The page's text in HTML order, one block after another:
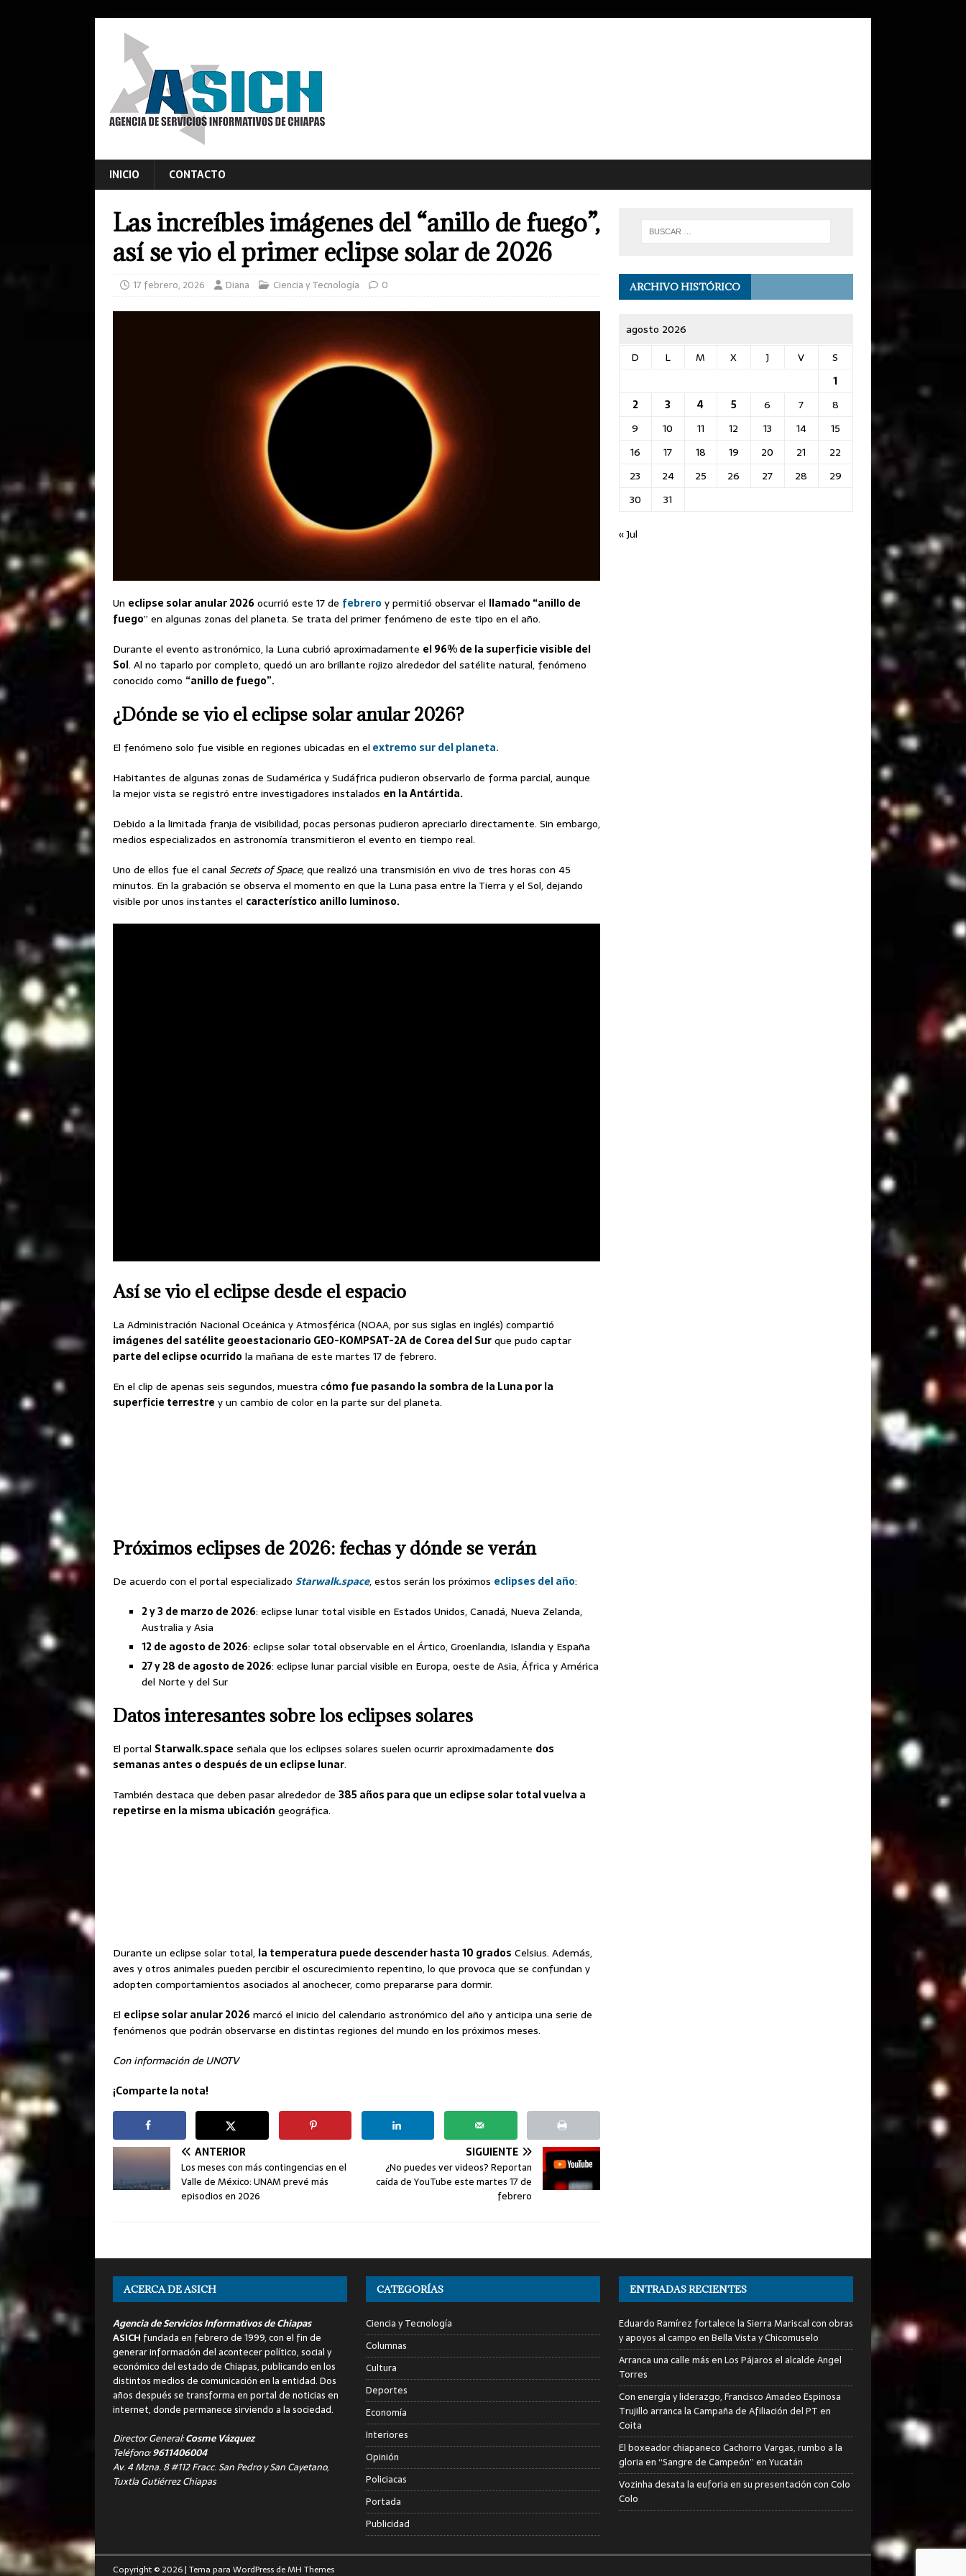
INICIO CONTACTO
Las increíbles imágenes del “anillo de fuego”,
así se vio el primer eclipse solar de 2026
17 febrero, 2026 Diana Ciencia y Tecnología 0
Un eclipse solar anular 2026 ocurrió este 17 de febrero y permitió observar el llamado “anillo de
fuego” en algunas zonas del planeta. Se trata del primer fenómeno de este tipo en el año.
Durante el evento astronómico, la Luna cubrió aproximadamente el 96% de la superficie visible del
Sol. Al no taparlo por completo, quedó un aro brillante rojizo alrededor del satélite natural, fenómeno
conocido como “anillo de fuego”.
¿Dónde se vio el eclipse solar anular 2026?
El fenómeno solo fue visible en regiones ubicadas en el extremo sur del planeta.
Habitantes de algunas zonas de Sudamérica y Sudáfrica pudieron observarlo de forma parcial, aunque
la mejor vista se registró entre investigadores instalados en la Antártida.
Debido a la limitada franja de visibilidad, pocas personas pudieron apreciarlo directamente. Sin embargo,
medios especializados en astronomía transmitieron el evento en tiempo real.
Uno de ellos fue el canal Secrets of Space, que realizó una transmisión en vivo de tres horas con 45
minutos. En la grabación se observa el momento en que la Luna pasa entre la Tierra y el Sol, dejando
visible por unos instantes el característico anillo luminoso.
Así se vio el eclipse desde el espacio
La Administración Nacional Oceánica y Atmosférica (NOAA, por sus siglas en inglés) compartió
imágenes del satélite geoestacionario GEO-KOMPSAT-2A de Corea del Surque pudo captar
parte del eclipse ocurrido la mañana de este martes 17 de febrero.
En el clip de apenas seis segundos, muestra cómo fue pasando la sombra de la Luna por la
superficie terrestre y un cambio de color en la parte sur del planeta.
Próximos eclipses de 2026: fechas y dónde se verán
De acuerdo con el portal especializado Starwalk.space, estos serán los próximos eclipses del año:
2 y 3 de marzo de 2026: eclipse lunar total visible en Estados Unidos, Canadá, Nueva Zelanda,
Australia y Asia
12 de agosto de 2026: eclipse solar total observable en el Ártico, Groenlandia, Islandia y España
27 y 28 de agosto de 2026: eclipse lunar parcial visible en Europa, oeste de Asia, África y América
del Norte y del Sur
Datos interesantes sobre los eclipses solares
El portal Starwalk.space señala que los eclipses solares suelen ocurrir aproximadamente dos
semanas antes o después de un eclipse lunar.
También destaca que deben pasar alrededor de 385 años para que un eclipse solar total vuelva a
repetirse en la misma ubicación geográfica.
Durante un eclipse solar total, la temperatura puede descender hasta 10 grados Celsius. Además,
aves y otros animales pueden percibir el oscurecimiento repentino, lo que provoca que se confundan y
adopten comportamientos asociados al anochecer, como prepararse para dormir.
El eclipse solar anular 2026 marcó el inicio del calendario astronómico del año y anticipa una serie de
fenómenos que podrán observarse en distintas regiones del mundo en los próximos meses.
Con información de UNOTV
¡Comparte la nota!
ANTERIOR
Los meses con más contingencias en el
Valle de México: UNAM prevé más
episodios en 2026
SIGUIENTE
¿No puedes ver videos? Reportan
caída de YouTube este martes 17 de
febrero
ARCHIVO HISTÓRICO
agosto 2026
D
L M X J V
S
1
2
3 4 5 6 7
8
9
10 11 12 13 14
15
16
17 18 19 20 21
22
23
24 25 26 27 28
29
30
31
« Jul
ACERCA DE ASICH
Agencia de Servicios Informativos de Chiapas
ASICH fundada en febrero de 1999, con el fin de
generar información del acontecer político, social y
económico del estado de Chiapas, publicando en los
distintos medios de comunicación en la entidad. Dos
años después se transforma en portal de noticias en
internet, donde permanece sirviendo a la sociedad.
Director General:Cosme Vázquez
Teléfono:9611406004
Av. 4 Mzna. 8 #112 Fracc. San Pedro y San Cayetano,
Tuxtla Gutiérrez Chiapas
CATEGORÍAS
Ciencia y Tecnología
Columnas
Cultura
Deportes
Economía
Interiores
Opinión
Policiacas
Portada
Publicidad
ENTRADAS RECIENTES
Eduardo Ramírez fortalece la Sierra Mariscal con obras
y apoyos al campo en Bella Vista y Chicomuselo
Arranca una calle más en Los Pájaros el alcalde Angel
Torres
Con energía y liderazgo, Francisco Amadeo Espinosa
Trujillo arranca la Campaña de Afiliación del PT en
Coita
El boxeador chiapaneco Cachorro Vargas, rumbo a la
gloria en “Sangre de Campeón” en Yucatán
Vozinha desata la euforia en su presentación con Colo
Colo
Copyright © 2026 | Tema para WordPress deMH Themes